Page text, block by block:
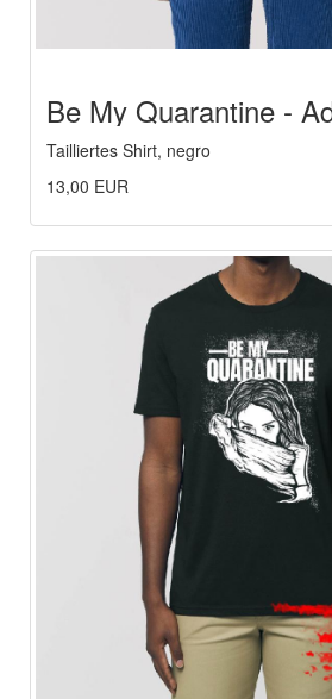
Be My Quarantine -
Family
Tailliertes Shirt, negro
13,00 EUR